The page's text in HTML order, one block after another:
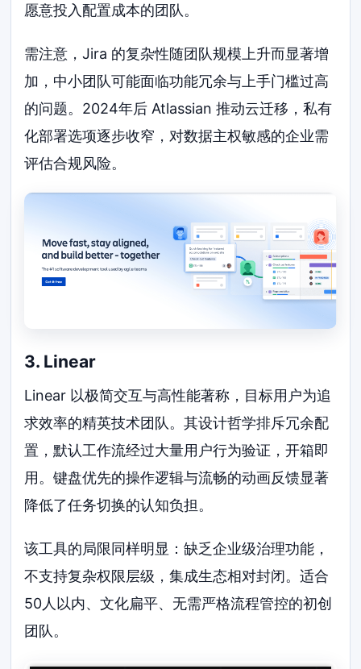
愿意投入配置成本的团队。
需注意，Jira 的复杂性随团队规模上升而显著增
加，中小团队可能面临功能冗余与上手门槛过高
的问题。2024年后 Atlassian 推动云迁移，私有
化部署选项逐步收窄，对数据主权敏感的企业需
评估合规风险。
3. Linear
Linear 以极简交互与高性能著称，目标用户为追
求效率的精英技术团队。其设计哲学排斥冗余配
置，默认工作流经过大量用户行为验证，开箱即
用。键盘优先的操作逻辑与流畅的动画反馈显著
降低了任务切换的认知负担。
该工具的局限同样明显：缺乏企业级治理功能，
不支持复杂权限层级，集成生态相对封闭。适合
50人以内、文化扁平、无需严格流程管控的初创
团队。